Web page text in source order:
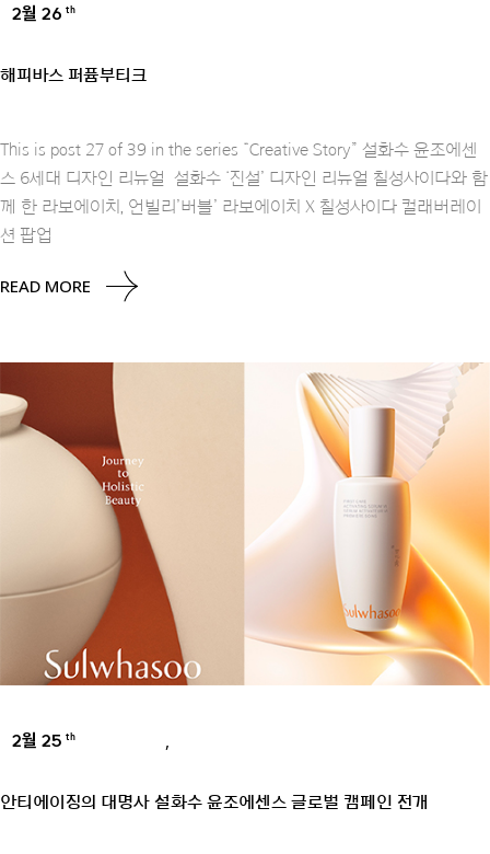
2월 26 th
해피바스 퍼퓸부티크
This is post 27 of 39 in the series “Creative Story” 설화수 윤조에센
스 6세대 디자인 리뉴얼 설화수 ‘진설’ 디자인 리뉴얼 칠성사이다와 함
께 한 라보에이치, 언빌리’버블’ 라보에이치 X 칠성사이다 컬래버레이
션 팝업
READ MORE
2월 25 th ,
안티에이징의 대명사 설화수 윤조에센스 글로벌 캠페인 전개